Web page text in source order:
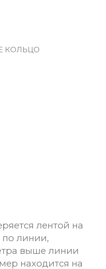
КОЛЬЦО
лентой на
линии,
выше линии
находится на